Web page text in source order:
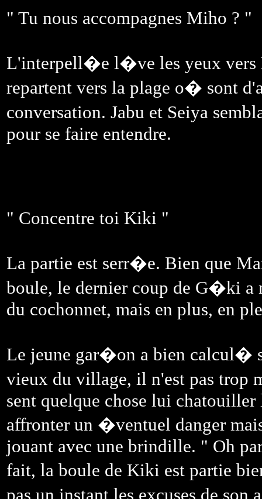
" Tu nous accompagnes Miho ? "
L'interpell�e l�ve les yeux vers
repartent vers la plage o� sont
conversation. Jabu et Seiya
pour se faire entendre.
" Concentre toi Kiki "
La partie est serr�e. Bien que
boule, le dernier coup de G�ki a
du cochonnet, mais en plus, en
Le jeune gar�on a bien calcul�
vieux du village, il n'est pas trop
sent quelque chose lui
affronter un �ventuel danger
jouant avec une brindille. " Oh
fait, la boule de Kiki est partie
pas un instant les excuses de